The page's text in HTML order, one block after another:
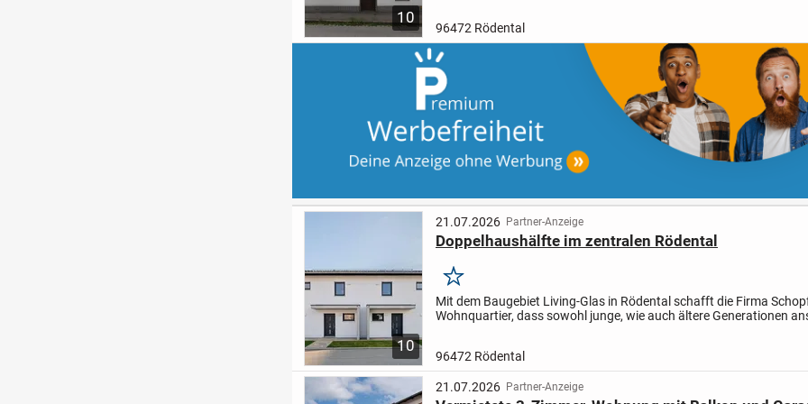
10
96472 Rödental
10
21.07.2026 Partner-Anzeige
Doppelhaushälfte im zentralen Rödental
Merken
Mit dem Baugebiet Living-Glas in Rödental schafft die Firma
Wohnquartier, dass sowohl junge, wie auch ältere Generationen
96472 Rödental
21.07.2026 Partner-Anzeige